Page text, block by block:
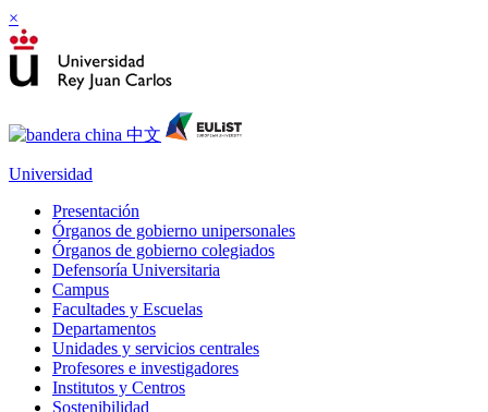
×
Universidad
Presentación
Órganos de gobierno unipersonales
Órganos de gobierno colegiados
Defensoría Universitaria
Campus
Facultades y Escuelas
Departamentos
Unidades y servicios centrales
Profesores e investigadores
Institutos y Centros
Sostenibilidad